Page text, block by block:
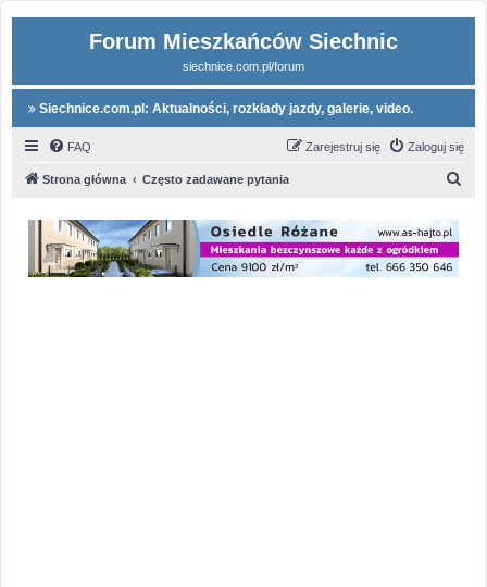
Forum Mieszkańców Siechnic
siechnice.com.pl/forum
Siechnice.com.pl: Aktualności, rozkłady jazdy, galerie, video.
FAQ Zaloguj się
Zarejestruj się
Strona główna Często zadawane pytania